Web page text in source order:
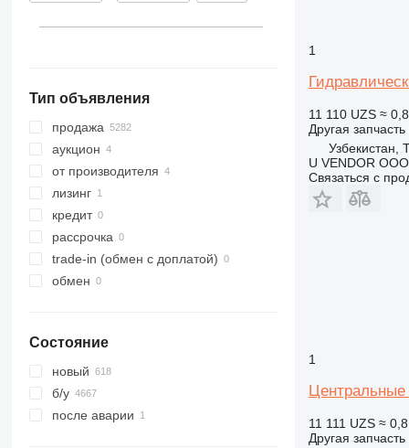
340
345
349
365
374
390
416
420
773
924
950
962
980
Тип объявления
продажа
аукцион
от производителя
лизинг
кредит
рассрочка
trade-in (обмен с доплатой)
обмен
Состояние
новый
б/у
после аварии
1
11 110 UZS ≈
Другая
Узбекистан,
U VENDOR OOO
Связаться с
1
Центральные
11 111 UZS ≈
Другая